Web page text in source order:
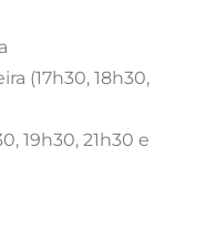
(17h30, 18h30,
19h30, 21h30 e